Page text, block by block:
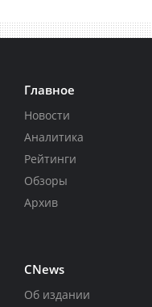
Главное
Новости
Аналитика
Рейтинги
Обзоры
Архив
CNews
Об издании